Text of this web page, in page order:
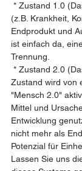
* Zustand 1.0
(z.B. Krankheit,
Endprodukt und
ist einfach da,
Trennung.
* Zustand 2.0
Zustand wird von
"Mensch 2.0"
Mittel und
Entwicklung
nicht mehr als
Potenzial für
Lassen Sie uns